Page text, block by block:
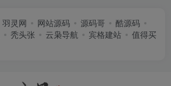
羽灵网 网站源码 源码哥
酷源码
秃头张 云枭导航 宾格建站
值得买